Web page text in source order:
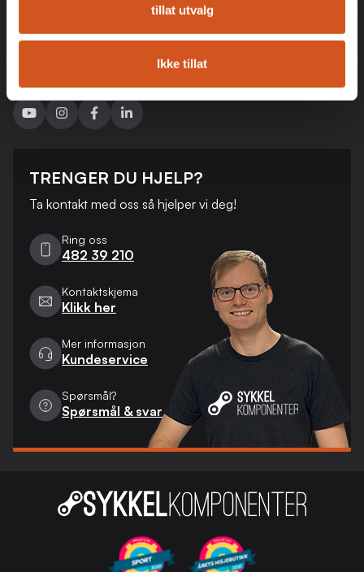
tillat utvalg
Ikke tillat
KUNDESERVICE
TRENGER DU HJELP?
Ta kontakt med oss ​​så hjelper vi deg!
Ring oss
482 39 210
Kontaktskjema
Klikk her
Mer informasjon
Kundeservice
Spørsmål?
Spørsmål & svar